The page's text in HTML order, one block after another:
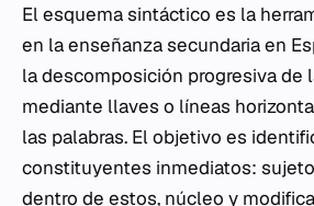
El esquema sintáctico es la
en la enseñanza secundaria en
la descomposición progresiva de
mediante llaves o líneas
las palabras. El objetivo es
constituyentes inmediatos:
dentro de estos, núcleo y